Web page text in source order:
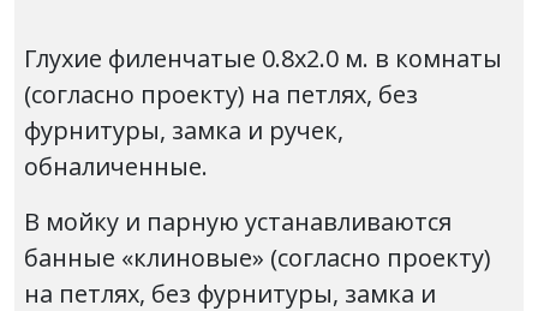
Глухие филенчатые 0.8х2.0 м. в комнаты
(согласно проекту) на петлях, без
фурнитуры, замка и ручек,
обналиченные.
В мойку и парную устанавливаются
банные «клиновые» (согласно проекту)
на петлях, без фурнитуры, замка и